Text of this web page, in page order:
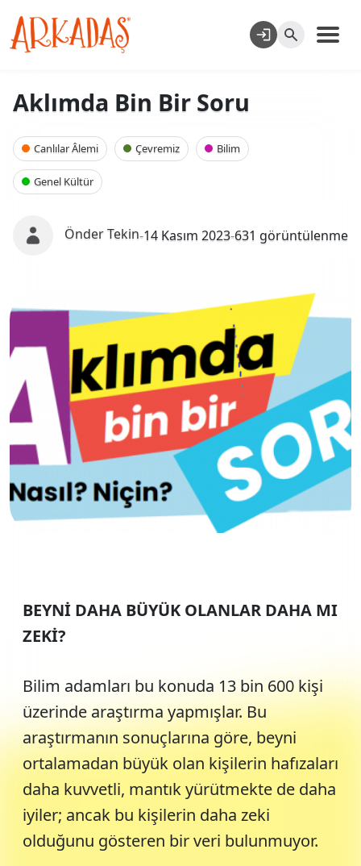
Aklımda Bin Bir Soru
Canlılar Âlemi Çevremiz Bilim
Genel Kültür
Önder Tekin-14 Kasım 2023-631 görüntülenme
BEYNİ DAHA BÜYÜK OLANLAR DAHA MI
ZEKİ?
Bilim adamları bu konuda 13 bin 600 kişi
üzerinde araştırma yapmışlar. Bu
araştırmanın sonuçlarına göre, beyni
ortalamadan büyük olan kişilerin hafızaları
daha kuvvetli, mantık yürütmekte de daha
iyiler; ancak bu kişilerin daha zeki
olduğunu gösteren bir veri bulunmuyor.